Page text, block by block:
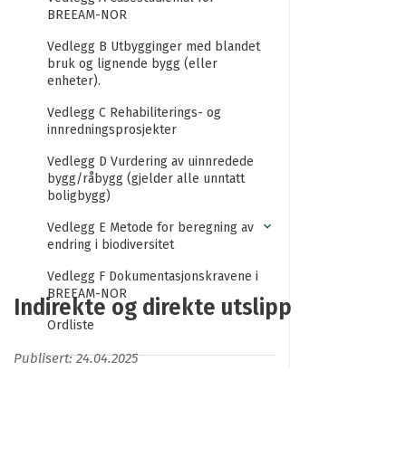
BREEAM-NOR
Vedlegg B Utbygginger med blandet
bruk og lignende bygg (eller
enheter).
Vedlegg C Rehabiliterings- og
innredningsprosjekter
Vedlegg D Vurdering av uinnredede
bygg/råbygg (gjelder alle unntatt
boligbygg)
Vedlegg E Metode for beregning av
endring i biodiversitet
Vedlegg F Dokumentasjonskravene i
BREEAM-NOR
Ordliste
Indirekte og direkte utslipp
Publisert: 24.04.2025